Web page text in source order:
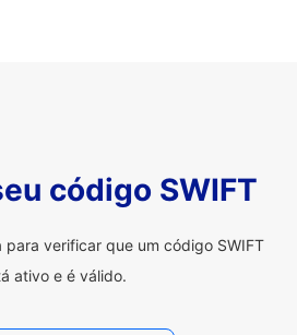
código SWIFT
para verificar que um código SWIFT
ativo e é válido.